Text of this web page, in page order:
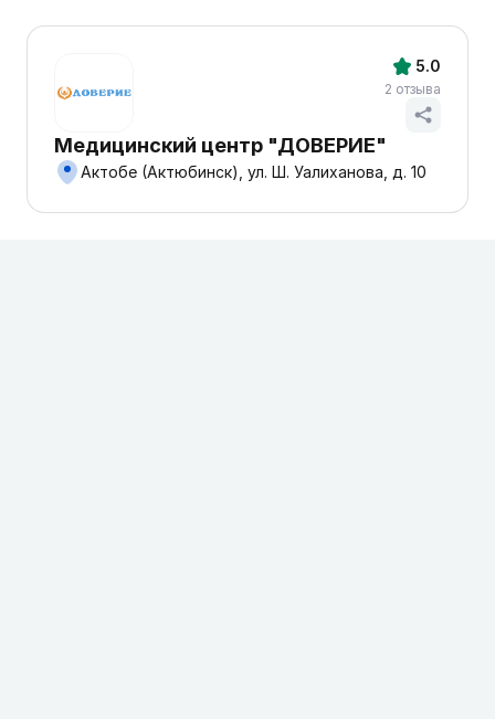
Медицинский центр "ДОВЕРИЕ"
Актобе (Актюбинск), ул. Ш. Уалиханова, д. 10
5.0
2 отзыва